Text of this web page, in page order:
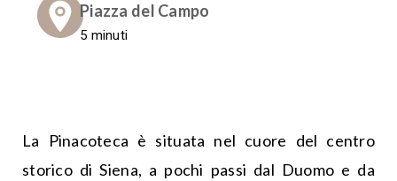
Piazza del Campo
5 minuti
La Pinacoteca è situata nel cuore del centro
storico di Siena, a pochi passi dal Duomo e da